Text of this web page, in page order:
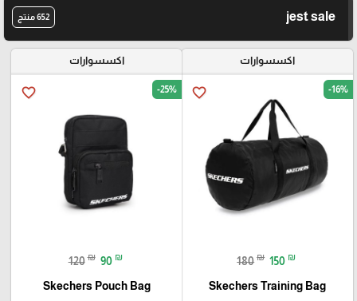
jest sale 652 منتج
اكسسوارات
favorite_border -16%
180 ₪ 150 ₪
Skechers Training Bag
اكسسوارات
favorite_border -25%
120 ₪ 90 ₪
Skechers Pouch Bag